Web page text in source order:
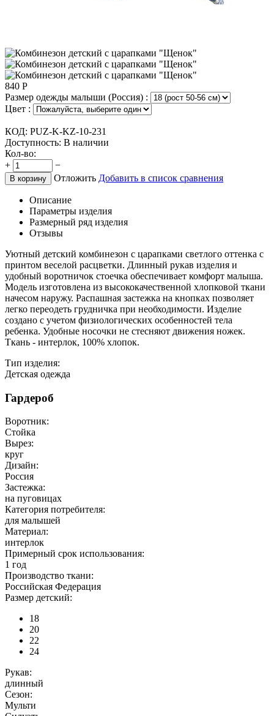
840 Р
Размер одежды малыши (Россия) :
Цвет :
КОД: PUZ-K-KZ-10-231
Доступность: В наличии
Кол-во:
+
−
В корзину Отложить Добавить в список сравнения
Описание
Параметры изделия
Размерный ряд изделия
Отзывы
Уютный детский комбинезон с царапками светлого оттенка с
принтом веселой расцветки. Длинный рукав изделия и
удобный воротничок стоечка обеспечивает комфорт малыша.
Модель изготовлена из высококачественной хлопковой ткани
начесом наружу. Распашная застежка на кнопках позволяет
легко переодеть грудничка при необходимости. Изделие
создано с учетом физиологических особенностей тела
ребенка. Удобные носочки не стесняют движения ножек.
Ткань - интерлок, 100% хлопок.
Тип изделия:
Детская одежда
Гардероб
Воротник:
Стойка
Вырез:
круг
Дизайн:
Россия
Застежка:
на пуговицах
Категория потребителя:
для малышей
Материал:
интерлок
Примерный срок использования:
1 год
Производство ткани:
Российская Федерация
Размер детский:
18
20
22
24
Рукав:
длинный
Сезон:
Мульти